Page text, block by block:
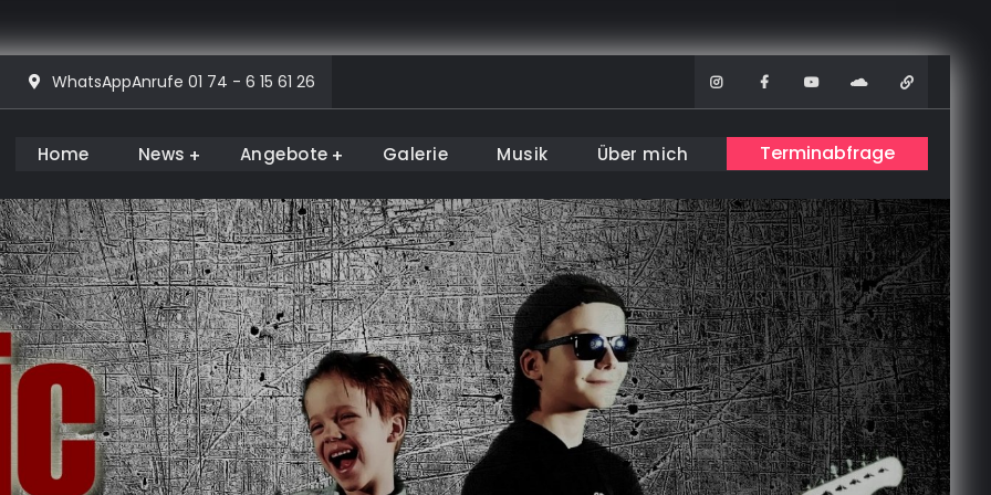
WhatsAppAnrufe 01 74 - 6 15 61 26 InstagramFacebook
YoutubeSoundcloud
Home News Angebote Galerie Musik Über mich Terminabfrage